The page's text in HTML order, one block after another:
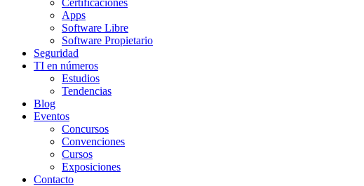
Certificaciones
Apps
Software Libre
Software Propietario
Seguridad
TI en números
Estudios
Tendencias
Blog
Eventos
Concursos
Convenciones
Cursos
Exposiciones
Contacto